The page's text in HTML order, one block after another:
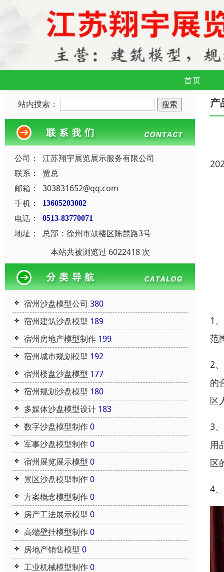
首页
站内搜索：
公司：
江苏翔宇展览展示服务有限公司
联系：
贾总
邮箱：
303831652@qq.com
手机：
13605203082
电话： 0513-83770071
地址：
总部：徐州市鼓楼区陈琵路3号
本站共被浏览过 6022418 次
宿州沙盘模型公司 380
宿州建筑沙盘模型 189
宿州房地产模型制作 199
宿州城市规划模型 192
宿州楼盘沙盘模型 177
宿州规划沙盘模型 180
多媒体沙盘模型设计 183
数字沙盘模型制作0
军事沙盘模型制作0
宿州展览展示模型 0
景区沙盘模型制作0
方案概念模型制作0
房产工法展示模型 0
高端壁挂模型制作0
房地产销售模型 0
工业机械模型制作0
产
1
范
2
的
区
3
用
区
4